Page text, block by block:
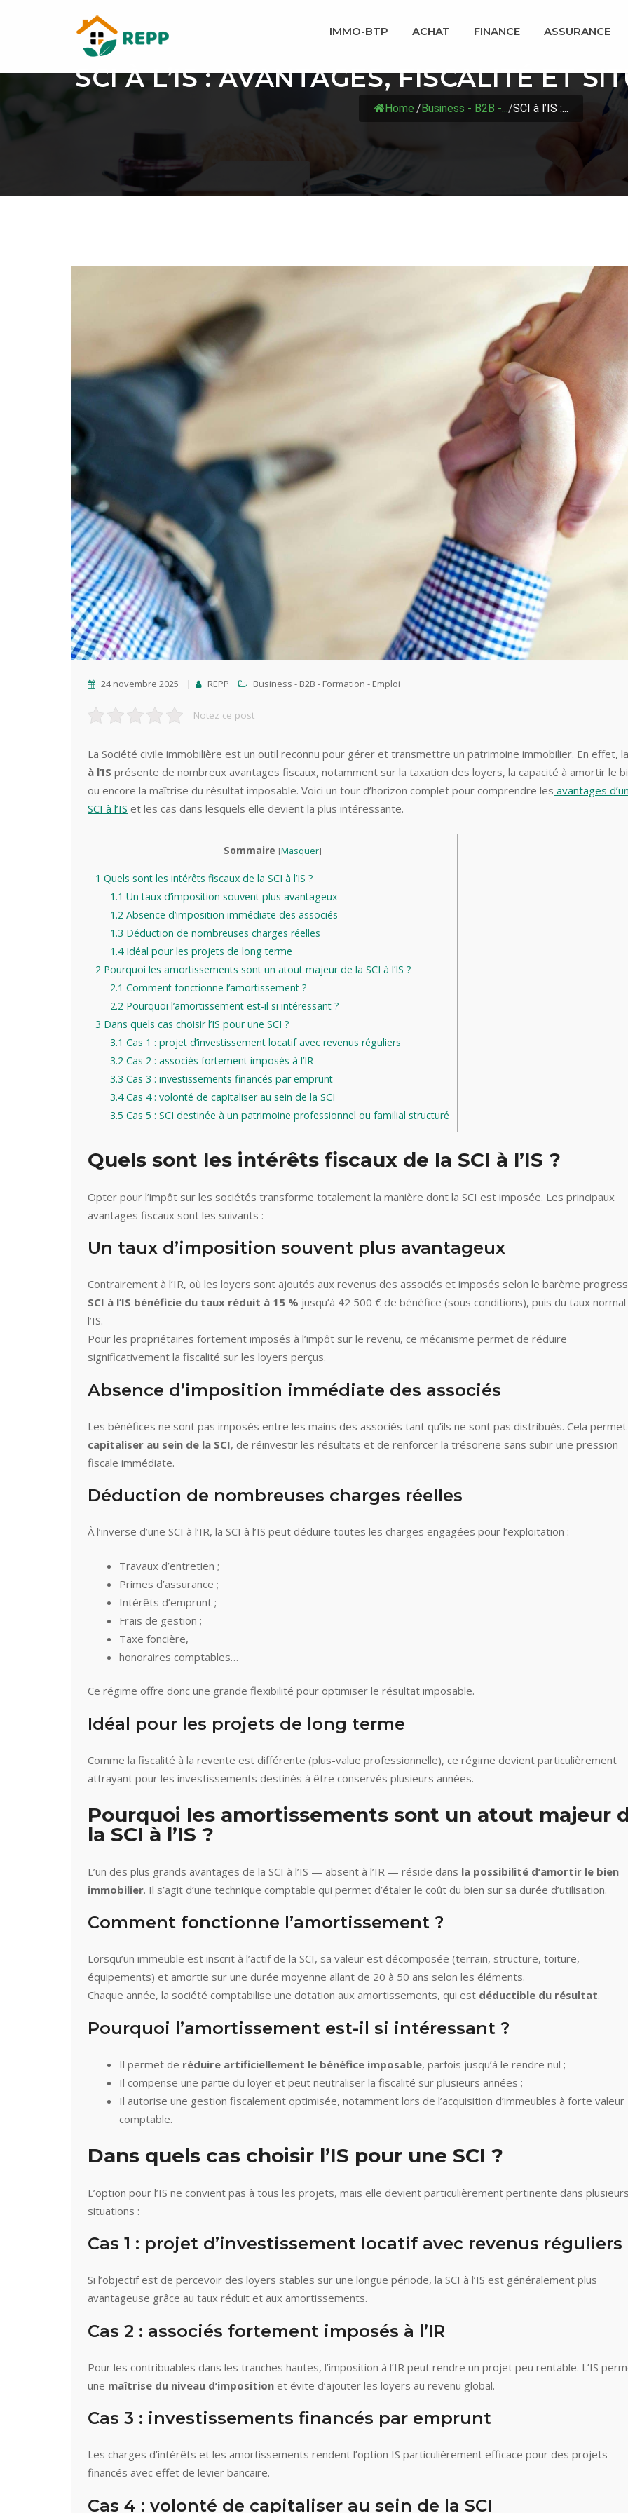
IMMO-BTP ACHAT FINANCE ASSURANCE
SCI À L’IS : AVANTAGES, FISCALITÉ ET
Home /Business - B2B -.../SCI à l’IS :...
24 novembre 2025 REPP Business - B2B - Formation - Emploi
Notez ce post
La Société civile immobilière est un outil reconnu pour gérer et transmettre un patrimoine immobilier. En effet,
à l’IS présente de nombreux avantages fiscaux, notamment sur la taxation des loyers, la capacité à amortir le
ou encore la maîtrise du résultat imposable. Voici un tour d’horizon complet pour comprendre les avantages
SCI à l’IS et les cas dans lesquels elle devient la plus intéressante.
Sommaire [Masquer]
1 Quels sont les intérêts fiscaux de la SCI à l’IS ?
1.1 Un taux d’imposition souvent plus avantageux
1.2 Absence d’imposition immédiate des associés
1.3 Déduction de nombreuses charges réelles
1.4Idéal pour les projets de long terme
2 Pourquoi les amortissements sont un atout majeur de la SCI à l’IS ?
2.1 Comment fonctionne l’amortissement ?
2.2 Pourquoi l’amortissement est-il si intéressant ?
3 Dans quels cas choisir l’IS pour une SCI ?
3.1 Cas 1 : projet d’investissement locatif avec revenus réguliers
3.2 Cas 2 : associés fortement imposés à l’IR
3.3 Cas 3 : investissements financés par emprunt
3.4Cas 4 : volonté de capitaliser au sein de la SCI
3.5 Cas 5 : SCI destinée à un patrimoine professionnel ou familial structuré
Quels sont les intérêts fiscaux de la SCI à l’IS ?
Opter pour l’impôt sur les sociétés transforme totalement la manière dont la SCI est imposée. Les principaux
avantages fiscaux sont les suivants :
Un taux d’imposition souvent plus avantageux
Contrairement à l’IR, où les loyers sont ajoutés aux revenus des associés et imposés selon le barème
SCI à l’IS bénéficie du taux réduit à 15 % jusqu’à 42 500 € de bénéfice (sous conditions), puis du taux
l’IS.
Pour les propriétaires fortement imposés à l’impôt sur le revenu, ce mécanisme permet de réduire
significativement la fiscalité sur les loyers perçus.
Absence d’imposition immédiate des associés
Les bénéfices ne sont pas imposés entre les mains des associés tant qu’ils ne sont pas distribués. Cela
capitaliser au sein de la SCI, de réinvestir les résultats et de renforcer la trésorerie sans subir une pression
fiscale immédiate.
Déduction de nombreuses charges réelles
À l’inverse d’une SCI à l’IR, la SCI à l’IS peut déduire toutes les charges engagées pour l’exploitation :
Travaux d’entretien ;
Primes d’assurance ;
Intérêts d’emprunt ;
Frais de gestion ;
Taxe foncière,
honoraires comptables…
Ce régime offre donc une grande flexibilité pour optimiser le résultat imposable.
Idéal pour les projets de long terme
Comme la fiscalité à la revente est différente (plus-value professionnelle), ce régime devient particulièrement
attrayant pour les investissements destinés à être conservés plusieurs années.
Pourquoi les amortissements sont un atout majeur
la SCI à l’IS ?
L’un des plus grands avantages de la SCI à l’IS — absent à l’IR — réside dans la possibilité d’amortir le bien
immobilier. Il s’agit d’une technique comptable qui permet d’étaler le coût du bien sur sa durée d’utilisation.
Comment fonctionne l’amortissement ?
Lorsqu’un immeuble est inscrit à l’actif de la SCI, sa valeur est décomposée (terrain, structure, toiture,
équipements) et amortie sur une durée moyenne allant de 20 à 50 ans selon les éléments.
Chaque année, la société comptabilise une dotation aux amortissements, qui est déductible du résultat.
Pourquoi l’amortissement est-il si intéressant ?
Il permet de réduire artificiellement le bénéfice imposable, parfois jusqu’à le rendre nul ;
Il compense une partie du loyer et peut neutraliser la fiscalité sur plusieurs années ;
Il autorise une gestion fiscalement optimisée, notamment lors de l’acquisition d’immeubles à forte valeur
comptable.
Dans quels cas choisir l’IS pour une SCI ?
L’option pour l’IS ne convient pas à tous les projets, mais elle devient particulièrement pertinente dans
situations :
Cas 1 : projet d’investissement locatif avec revenus réguliers
Si l’objectif est de percevoir des loyers stables sur une longue période, la SCI à l’IS est généralement plus
avantageuse grâce au taux réduit et aux amortissements.
Cas 2 : associés fortement imposés à l’IR
Pour les contribuables dans les tranches hautes, l’imposition à l’IR peut rendre un projet peu rentable. L’IS
une maîtrise du niveau d’imposition et évite d’ajouter les loyers au revenu global.
Cas 3 : investissements financés par emprunt
Les charges d’intérêts et les amortissements rendent l’option IS particulièrement efficace pour des projets
financés avec effet de levier bancaire.
Cas 4 : volonté de capitaliser au sein de la SCI